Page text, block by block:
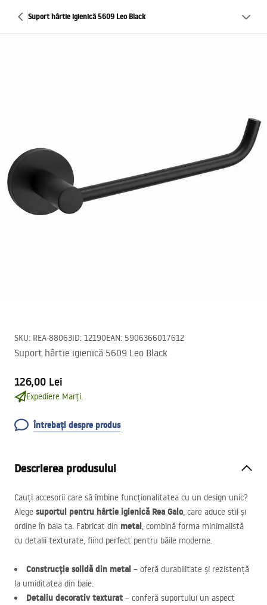
Suport hârtie igienică 5609 Leo Black
SKU: REA-88063ID: 12190EAN: 5906366017612
Suport hârtie igienică 5609 Leo Black
126,00 Lei
Expediere Marți.
Întrebați despre produs
Descrierea produsului
Cauți accesorii care să îmbine funcționalitatea cu un design unic?
Alege suportul pentru hârtie igienică Rea Galo, care aduce stil și
ordine în baia ta. Fabricat din metal, combină forma minimalistă
cu detalii texturate, fiind perfect pentru băile moderne.
Construcție solidă din metal – oferă durabilitate și rezistență
la umiditatea din baie.
Detaliu decorativ texturat – conferă suportului un aspect